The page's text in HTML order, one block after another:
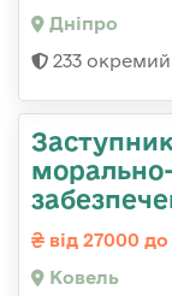
Дніпро
233
від 27000
Ковель